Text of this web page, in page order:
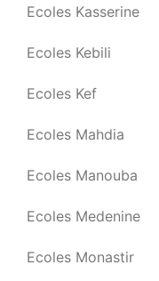
Ecoles Kasserine
Ecoles Kebili
Ecoles Kef
Ecoles Mahdia
Ecoles Manouba
Ecoles Medenine
Ecoles Monastir